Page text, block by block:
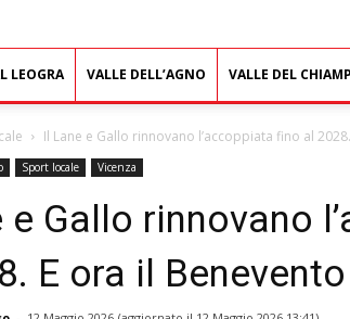
LEOGRA VALLE DELL’AGNO VALLE DEL
Il Lane e Gallo rinnovano l’accoppiata fino al
Sport locale Vicenza
e Gallo rinnovano
E ora il Benevento